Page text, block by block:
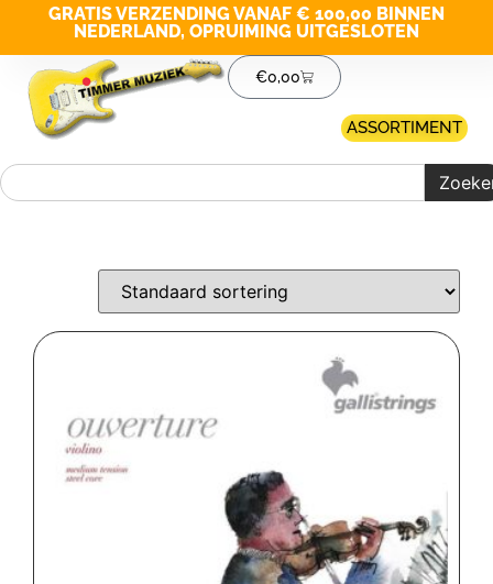
GRATIS VERZENDING VANAF € 100,00 BINNEN
NEDERLAND, OPRUIMING UITGESLOTEN
€0,00
ASSORTIMENT
Merk filter